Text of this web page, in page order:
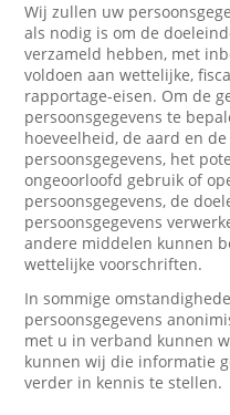
Wij zullen uw
als nodig is om de
verzameld hebben, met
voldoen aan wettelijke,
rapportage-eisen. Om de
persoonsgegevens te
hoeveelheid, de aard en
persoonsgegevens, het
ongeoorloofd gebruik of
persoonsgegevens, de
persoonsgegevens
andere middelen kunnen
wettelijke voorschriften.
In sommige
persoonsgegevens
met u in verband kunnen
kunnen wij die informatie
verder in kennis te stellen.